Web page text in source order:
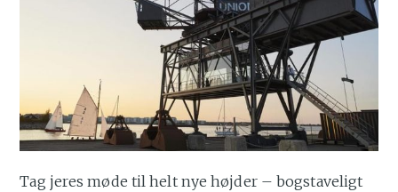
Tag jeres møde til helt nye højder – bogstaveligt